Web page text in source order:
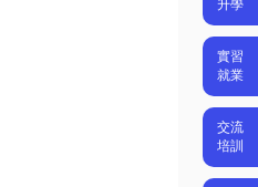
升學
實習
就業
交流
培訓